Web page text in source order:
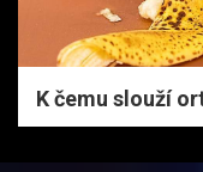
K čemu slouží